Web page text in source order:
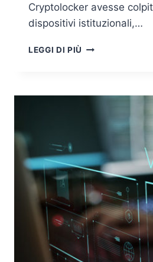
Cryptolocker avesse
dispositivi istituzionali,…
LEGGI DI PIÙ CILE,
CUORE
GIUSTIZIA